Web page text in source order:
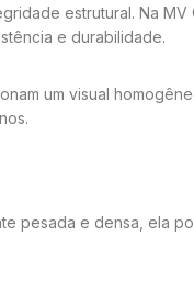
estrutural. Na
e durabilidade.
um visual
pesada e densa, ela